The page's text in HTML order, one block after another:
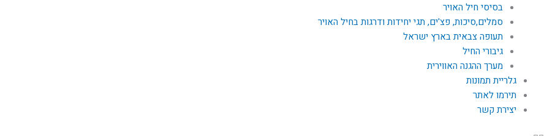
בסיסי חיל האויר
סמלים,סיכות, פצ'ים, תגי יחידות ודרגות בחיל האויר
תעופה צבאית בארץ ישראל
גיבורי החיל
מערך ההגנה האווירית
גלריית תמונות
תירמו לאתר
יצירת קשר